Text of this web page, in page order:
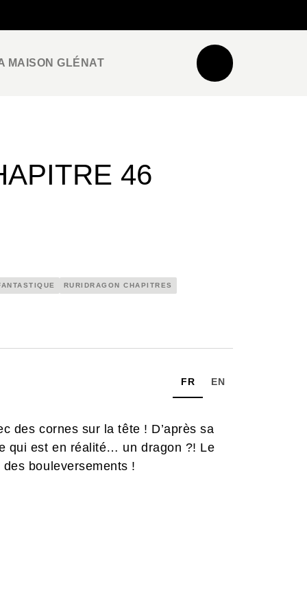
MAISON GLÉNAT
46
RURIDRAGON CHAPITRES
FR EN
des cornes sur la tête ! D’après sa
qui est en réalité… un dragon ?! Le
bouleversements !